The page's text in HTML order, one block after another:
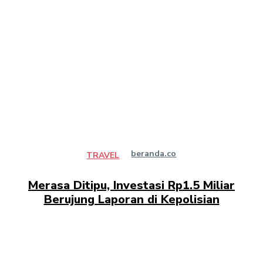
TRAVEL beranda.co
Merasa Ditipu, Investasi Rp1.5 Miliar
Berujung Laporan di Kepolisian